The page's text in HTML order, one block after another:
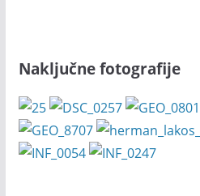
Naključne fotografije